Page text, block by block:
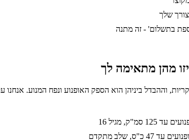
שלך
בתשלום' - זה מתנה
מהן מתאימה לך
וההבדל ביניהן הוא הספק האופנוע ונפח המנוע.